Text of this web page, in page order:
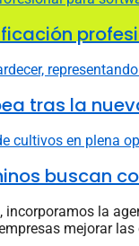
tras la
buscan
incorporamos la
mejorar